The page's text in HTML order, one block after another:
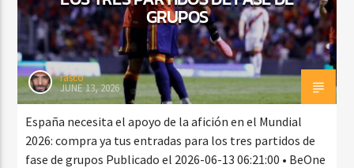
GRUPOS
rasco
JUNE 13, 2026
España necesita el apoyo de la afición en el Mundial
2026: compra ya tus entradas para los tres partidos de
fase de grupos Publicado el 2026-06-13 06:21:00 • BeOne